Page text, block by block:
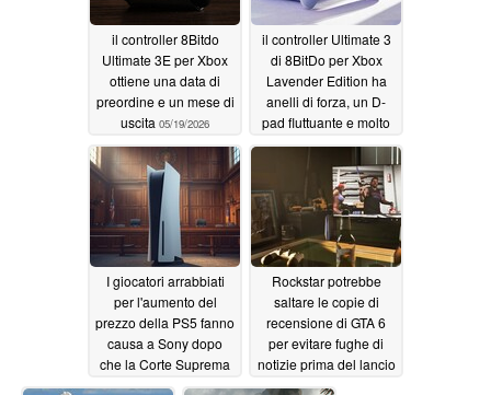
il controller 8Bitdo
Ultimate 3E per Xbox
ottiene una data di
preordine e un mese di
uscita 05/19/2026
il controller Ultimate 3
di 8BitDo per Xbox
Lavender Edition ha
anelli di forza, un D-
pad fluttuante e molto
altro05/19/2026
I giocatori arrabbiati
per l'aumento del
prezzo della PS5 fanno
causa a Sony dopo
che la Corte Suprema
ha respinto le tariffe
Rockstar potrebbe
saltare le copie di
recensione di GTA 6
per evitare fughe di
notizie prima del lancio
05/19/2026